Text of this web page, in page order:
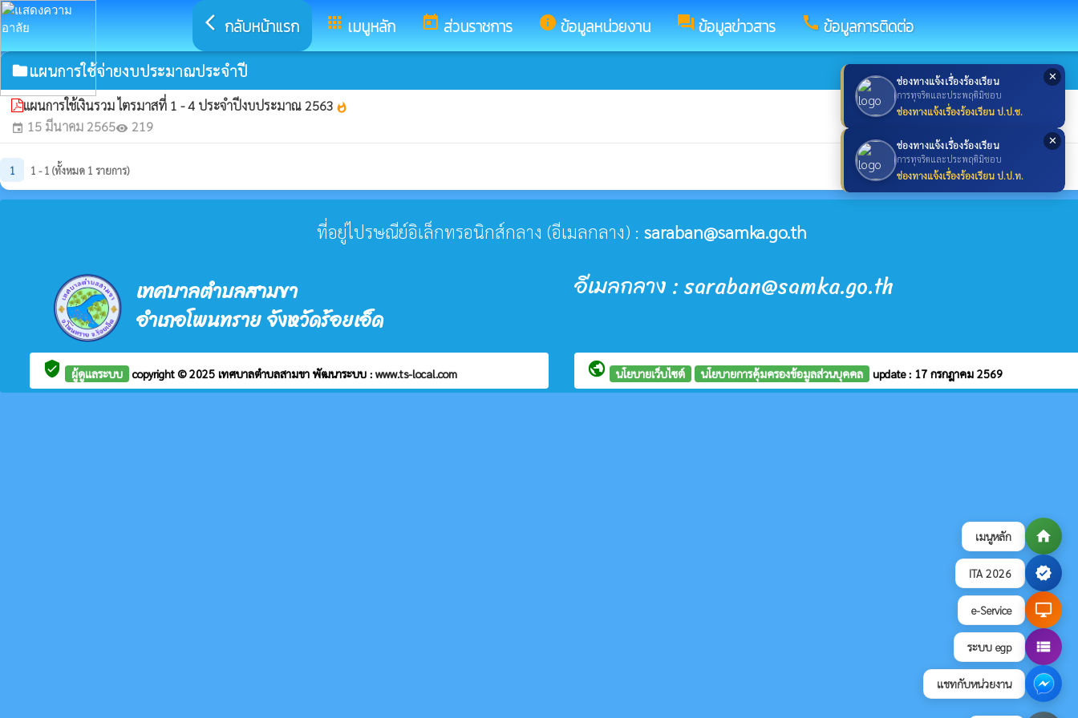
เมนูหลัก home
ITA 2026 verified
e-Service desktop_windows
ระบบ egp view_list
แชทกับหน่วยงาน
✕
ช่องทางแจ้งเรื่องร้องเรียน
การทุจริตและประพฤติมิชอบ
ช่องทางแจ้งเรื่องร้องเรียน ป.ป.ช.
✕
ช่องทางแจ้งเรื่องร้องเรียน
การทุจริตและประพฤติมิชอบ
ช่องทางแจ้งเรื่องร้องเรียน ป.ป.ท.
arrow_back_ios กลับหน้าแรก apps เมนูหลัก today ส่วนราชการ info ข้อมูลหน่วยงาน forum ข้อมูลข่าวสาร call ข้อมูลการติดต่อ
folderแผนการใช้จ่ายงบประมาณประจำปี
แผนการใช้เงินรวม ไตรมาสที่ 1 - 4 ประจำปีงบประมาณ 2563 whatshot
event 15 มีนาคม 2565visibility 219
1 1 - 1 (ทั้งหมด 1 รายการ)
ที่อยู่ไปรษณีย์อิเล็กทรอนิกส์กลาง (อีเมลกลาง) : saraban@samka.go.th
เทศบาลตำบลสามขา
อำเภอโพนทราย จังหวัดร้อยเอ็ด
อีเมลกลาง : saraban@samka.go.th
verified_user ผู้ดูแลระบบ copyright © 2025 เทศบาลตำบลสามขา พัฒนาระบบ : www.ts-local.com public นโยบายเว็บไซต์ นโยบายการคุ้มครองข้อมูลส่วนบุคคล update : 17 กรกฎาคม 2569